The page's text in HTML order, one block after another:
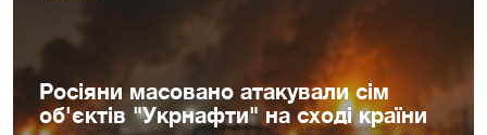
Росіяни масовано атакували сім
об'єктів "Укрнафти" на сході країни